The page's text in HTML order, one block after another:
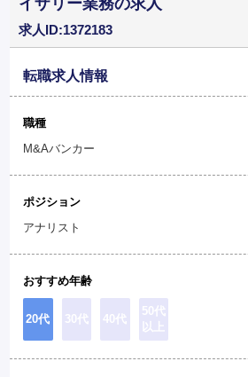
イザリー業務の求人
求人ID:1372183
転職求人情報
職種
M&Aバンカー
ポジション
アナリスト
おすすめ年齢
20代 30代 40代
50代
以上